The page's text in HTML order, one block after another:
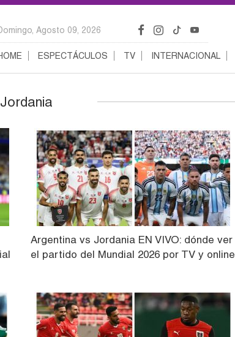
Agosto 09, 2026
ESPECTÁCULOS TV INTERNACIONAL
Argentina vs Jordania EN VIVO: dónde ver
el partido del Mundial 2026 por TV y online